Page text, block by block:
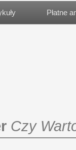
Płatne
Czy